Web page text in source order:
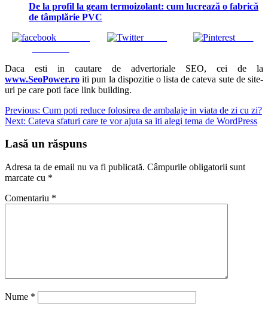
De la profil la geam termoizolant: cum lucrează o fabrică
de tâmplărie PVC
Tweet Save
Daca esti in cautare de advertoriale SEO, cei de la
www.SeoPower.ro iti pun la dispozitie o lista de cateva sute de site-
uri pe care poti face link building.
Navigare
în
articole
Previous: Cum poti reduce folosirea de ambalaje in viata de zi cu zi?
Next: Cateva sfaturi care te vor ajuta sa iti alegi tema de WordPress
Lasă un răspuns
Adresa ta de email nu va fi publicată. Câmpurile obligatorii sunt
marcate cu *
Comentariu *
Nume *